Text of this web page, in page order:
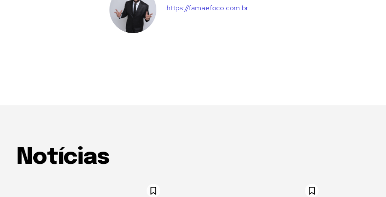
https://famaefoco.com.br
Notícias